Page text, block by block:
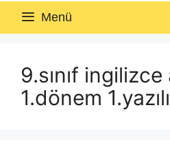
Menü
9.sınıf ingilizce
1.dönem